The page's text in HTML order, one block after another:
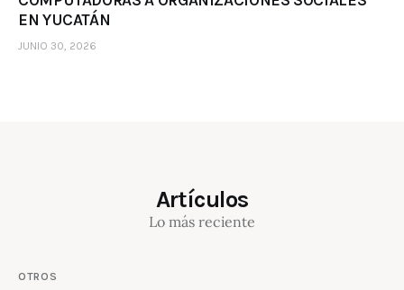
EN YUCATÁN
JUNIO 30, 2026
Artículos
Lo más reciente
OTROS